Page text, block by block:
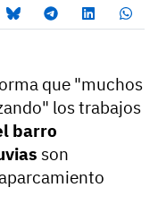
que "muchos
los trabajos
barro
son